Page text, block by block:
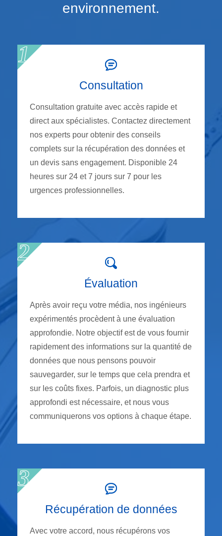
environnement.
Consultation
Consultation gratuite avec accès rapide et
direct aux spécialistes. Contactez directement
nos experts pour obtenir des conseils
complets sur la récupération des données et
un devis sans engagement. Disponible 24
heures sur 24 et 7 jours sur 7 pour les
urgences professionnelles.
Évaluation
Après avoir reçu votre média, nos ingénieurs
expérimentés procèdent à une évaluation
approfondie. Notre objectif est de vous fournir
rapidement des informations sur la quantité de
données que nous pensons pouvoir
sauvegarder, sur le temps que cela prendra et
sur les coûts fixes. Parfois, un diagnostic plus
approfondi est nécessaire, et nous vous
communiquerons vos options à chaque étape.
Récupération de données
Avec votre accord, nous récupérons vos